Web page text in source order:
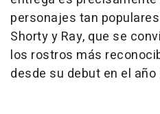
personajes tan
Shorty y Ray, que se
los rostros más
desde su debut en el año